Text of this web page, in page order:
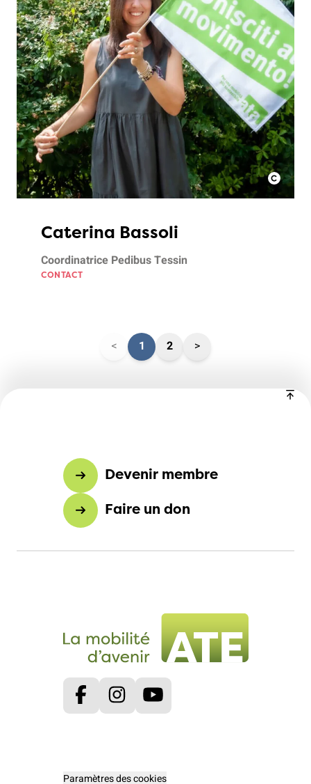
Caterina Bassoli
Coordinatrice Pedibus Tessin
CONTACT
< 1 2 >
Devenir membre
Faire un don
FacebookInstagram
Paramètres des cookies